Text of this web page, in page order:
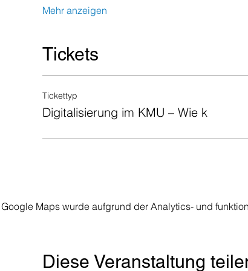
Mehr anzeigen
Tickets
Tickettyp
Digitalisierung im KMU – Wie k
Google Maps wurde aufgrund der Analytics- und
Diese Veranstaltung